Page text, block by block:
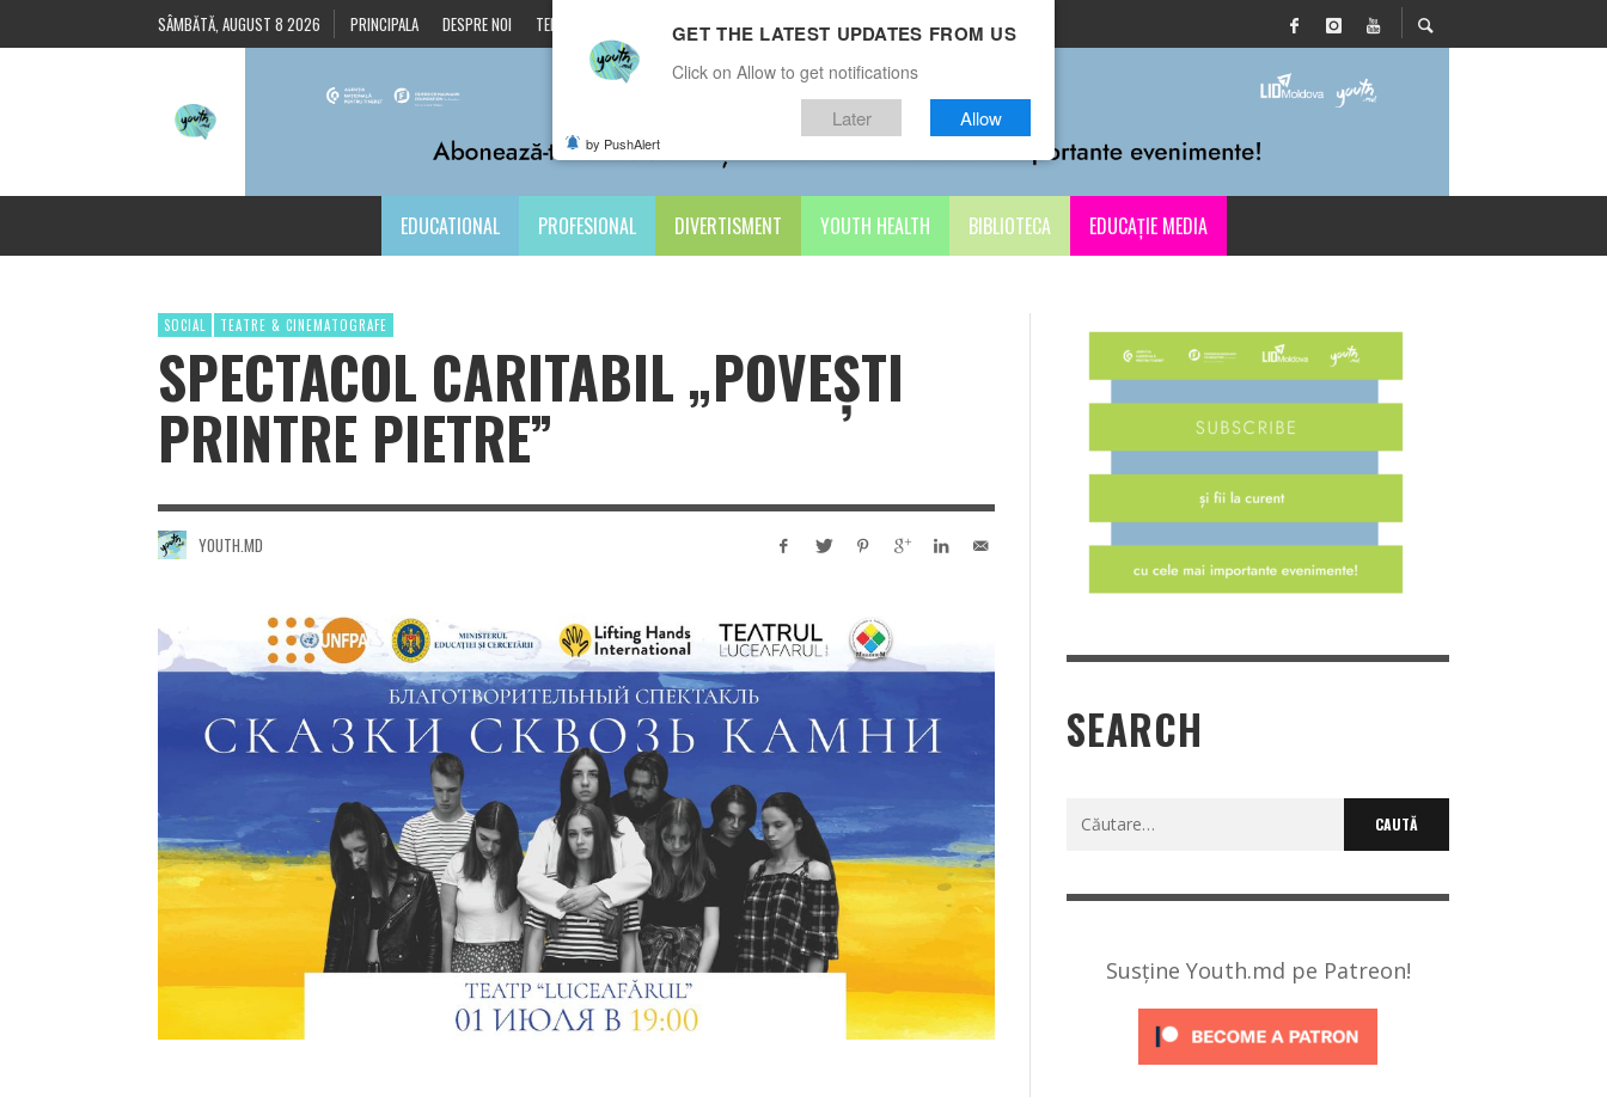
SÂMBĂTĂ, AUGUST 8 2026 PRINCIPALA DESPRE NOI TERMENI ȘI CONDIȚII CONTACTE
EDUCATIONAL PROFESIONAL DIVERTISMENT YOUTH HEALTH BIBLIOTECA EDUCAȚIE MEDIA
SOCIAL TEATRE & CINEMATOGRAFE
SPECTACOL CARITABIL „POVEȘTI
PRINTRE PIETRE”
YOUTH.MD
SEARCH
Caută
Susține Youth.md pe Patreon!
GET THE LATEST UPDATES FROM US
Click on Allow to get notifications
Later Allow
by PushAlert